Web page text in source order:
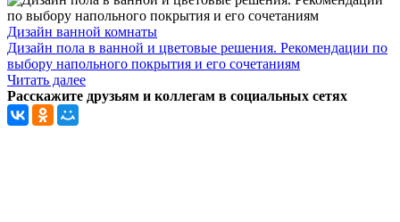
Дизайн ванной комнаты
Дизайн пола в ванной и цветовые решения. Рекомендации по
выбору напольного покрытия и его сочетаниям
Читать далее
Расскажите друзьям и коллегам в социальных сетях